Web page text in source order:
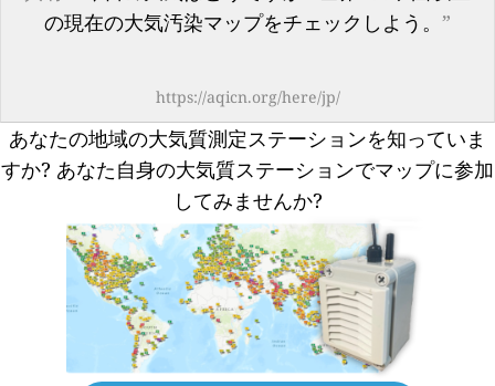
の現在の大気汚染マップをチェックしよう。 ”
https://aqicn.org/here/jp/
あなたの地域の大気質測定ステーションを知っていま
すか? あなた自身の大気質ステーションでマップに参加
してみませんか?